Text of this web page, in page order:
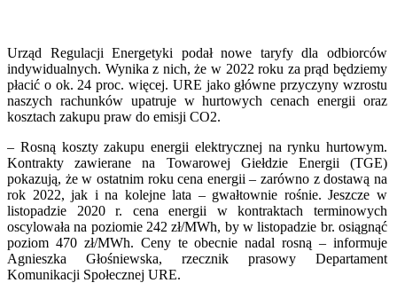
Urząd Regulacji Energetyki podał nowe taryfy dla odbiorców
indywidualnych. Wynika z nich, że w 2022 roku za prąd będziemy
płacić o ok. 24 proc. więcej. URE jako główne przyczyny wzrostu
naszych rachunków upatruje w hurtowych cenach energii oraz
kosztach zakupu praw do emisji CO2.
– Rosną koszty zakupu energii elektrycznej na rynku hurtowym.
Kontrakty zawierane na Towarowej Giełdzie Energii (TGE)
pokazują, że w ostatnim roku cena energii – zarówno z dostawą na
rok 2022, jak i na kolejne lata – gwałtownie rośnie. Jeszcze w
listopadzie 2020 r. cena energii w kontraktach terminowych
oscylowała na poziomie 242 zł/MWh, by w listopadzie br. osiągnąć
poziom 470 zł/MWh. Ceny te obecnie nadal rosną – informuje
Agnieszka Głośniewska, rzecznik prasowy Departament
Komunikacji Społecznej URE.